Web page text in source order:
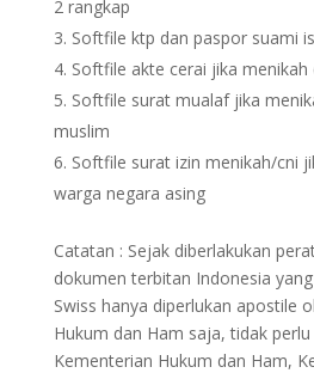
2 rangkap
Softfile ktp dan paspor suami
Softfile akte cerai jika
Softfile surat mualaf jika
muslim
Softfile surat izin menikah/cni
warga negara asing
Catatan : Sejak diberlakukan
dokumen terbitan Indonesia
Swiss hanya diperlukan apostile
Hukum dan Ham saja, tidak
Kementerian Hukum dan Ham,